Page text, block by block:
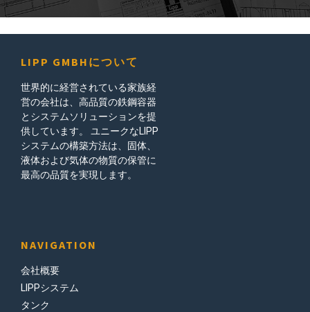
LIPP GMBHについて
世界的に経営されている家族経
営の会社は、高品質の鉄鋼容器
とシステムソリューションを提
供しています。 ユニークなLIPP
システムの構築方法は、固体、
液体および気体の物質の保管に
最高の品質を実現します。
NAVIGATION
会社概要
LIPPシステム
タンク